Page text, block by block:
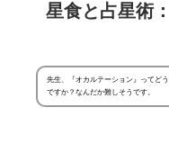
星食と占星術
先生、『オカルテーション』ってど
ですか？なんだか難しそうです。